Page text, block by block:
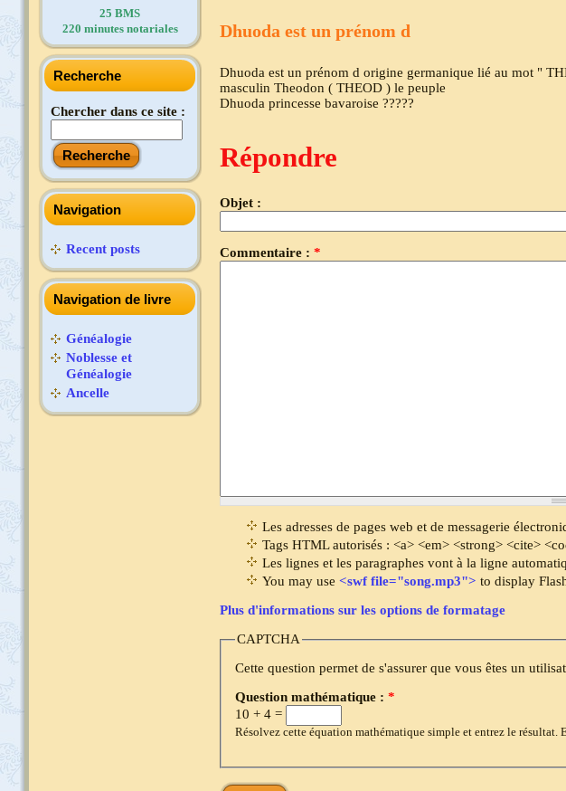
25 BMS
220 minutes notariales
Recherche
Chercher dans ce site :
Navigation
Recent posts
Navigation de livre
Généalogie
Noblesse et
Généalogie
Ancelle
Dhuoda est un prénom d
Dhuoda est un prénom d origine germanique lié au mot "
masculin Theodon ( THEOD ) le peuple
Dhuoda princesse bavaroise ?????
Répondre
Objet :
Commentaire : *
Les adresses de pages web et de messagerie
Tags HTML autorisés : <a> <em> <strong> <cite>
Les lignes et les paragraphes vont à la ligne
You may use <swf file="song.mp3"> to display
Plus d'informations sur les options de formatage
CAPTCHA
Cette question permet de s'assurer que vous êtes un
Question mathématique : *
10 + 4 =
Résolvez cette équation mathématique simple et entrez le résultat.